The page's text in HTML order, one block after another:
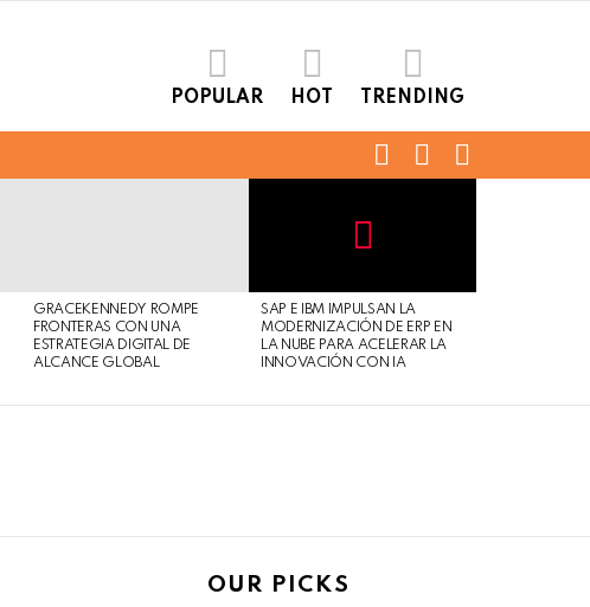
POPULAR HOT TRENDING
FOLLOWSEARCH
GRACEKENNEDY ROMPE
FRONTERAS CON UNA
ESTRATEGIA DIGITAL DE
ALCANCE GLOBAL
Safe
For
Work
view
this
post
SAP E IBM IMPULSAN LA
MODERNIZACIÓN DE ERP EN
LA NUBE PARA ACELERAR LA
INNOVACIÓN CON IA
OUR PICKS